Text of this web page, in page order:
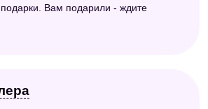
подарки. Вам подарили - ждите